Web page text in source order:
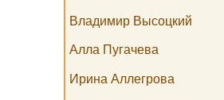
Владимир Высоцкий
Алла Пугачева
Ирина Аллегрова